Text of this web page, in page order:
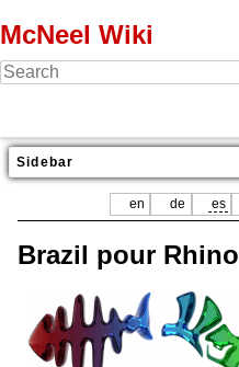
McNeel Wiki
Sidebar
en de es
Brazil pour Rhino